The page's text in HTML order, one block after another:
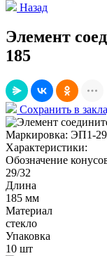
Назад
Элемент
185
Сохранить в
Маркировка: ЭП1-
Характеристики:
Обозначение
29/32
Длина
185 мм
Материал
стекло
Упаковка
10 шт